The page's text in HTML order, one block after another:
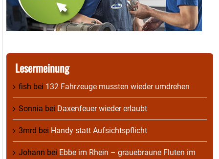
Lesermeinung
fish bei 132 Fahrzeuge mussten wieder umdrehen
Sonnia bei Daxenfeuer wieder erlaubt
3mrd bei Handy statt Aufsichtspflicht
Johann bei Ebbe im Rhein – grauebraune Fluten im